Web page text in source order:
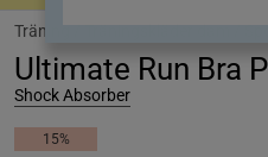
Träning /
Ultimate Run Bra
Shock Absorber
15%